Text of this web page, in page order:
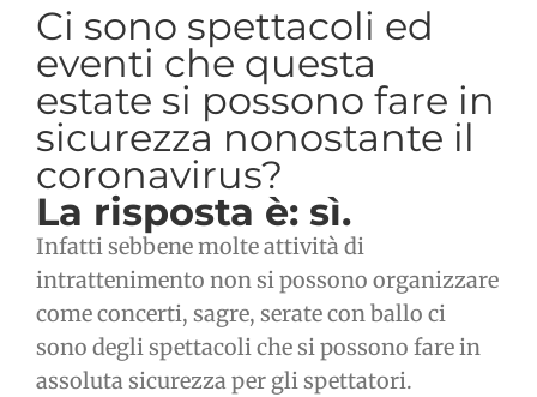
Ci sono spettacoli ed
eventi che questa
estate si possono fare in
sicurezza nonostante il
coronavirus?
La risposta è: sì.
Infatti sebbene molte attività di
intrattenimento non si possono organizzare
come concerti, sagre, serate con ballo ci
sono degli spettacoli che si possono fare in
assoluta sicurezza per gli spettatori.